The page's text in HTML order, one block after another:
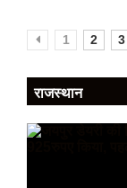
1 2 3
राजस्थान